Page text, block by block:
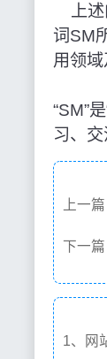
上述
词SM
用领域
“SM”
习、
上一篇
下一篇
1、网